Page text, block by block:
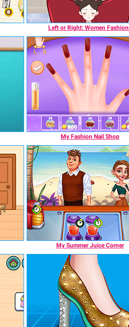
Left or Right: Women
My Fashion Nail Shop
My Summer Juice Corner